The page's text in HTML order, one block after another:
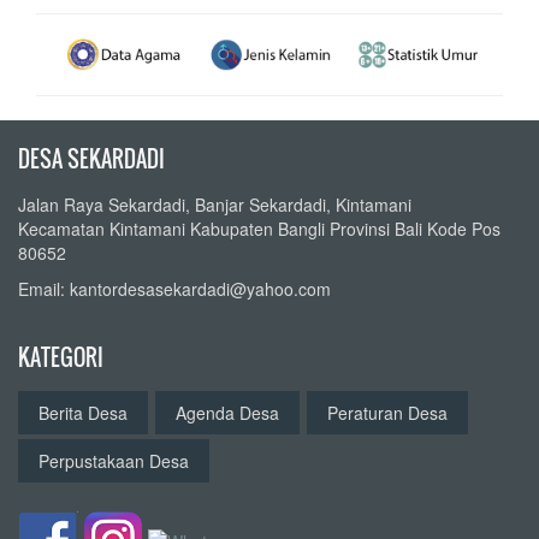
DESA SEKARDADI
Jalan Raya Sekardadi, Banjar Sekardadi, Kintamani
Kecamatan Kintamani Kabupaten Bangli Provinsi Bali Kode Pos
80652
Email: kantordesasekardadi@yahoo.com
KATEGORI
Berita Desa Agenda Desa
Peraturan Desa
Perpustakaan Desa